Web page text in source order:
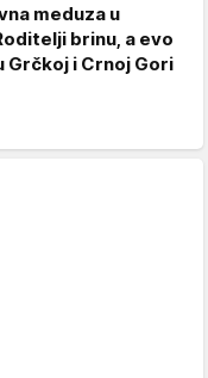
meduza u
brinu, a evo
Grčkoj i Crnoj Gori